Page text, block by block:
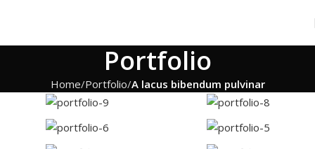
Portfolio
Home Portfolio A lacus bibendum pulvinar